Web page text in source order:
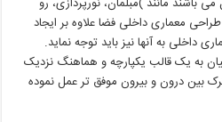
طراحی معماریداخلی فضاعلاوهبر ایجاد
داخلی بهآنهانیزباید توجهنماید.
به یکقالب یکپارچهو هماهنگ نزدیک
بیندرونوبیرون موفق ترعملنموده